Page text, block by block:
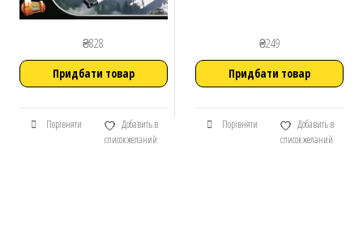
₴828
Придбати товар
Порівняти
Добавить в
список желаний
₴249
Придбати товар
Порівняти
Добавить в
список желаний